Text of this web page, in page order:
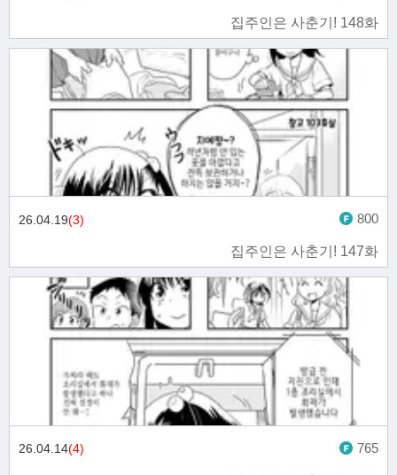
집주인은 사춘기! 148화
집주인은 사춘기! 147화
26.04.19(3) 800
26.04.14(4) 765